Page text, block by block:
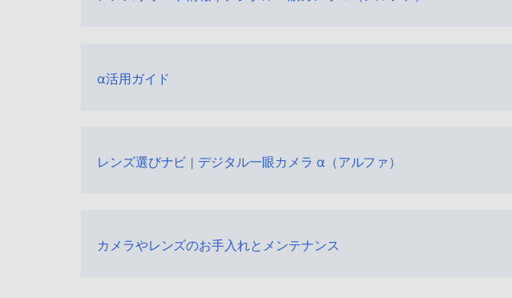
α活用ガイド
レンズ選びナビ | デジタル一眼カメラ α（アルファ）
カメラやレンズのお手入れとメンテナンス